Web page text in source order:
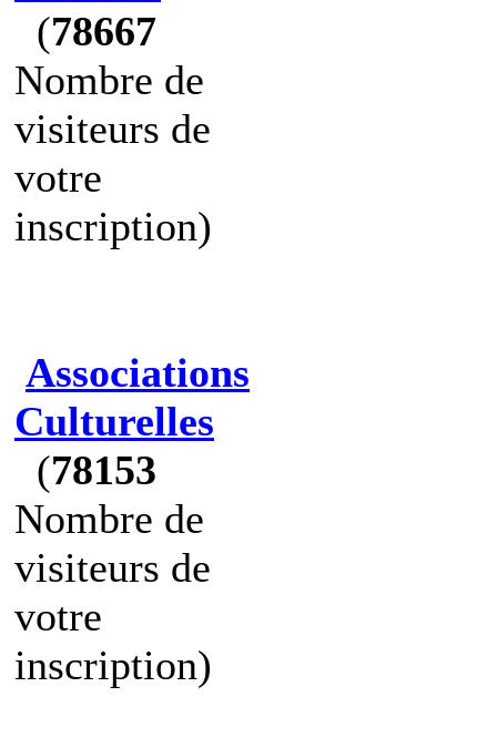
(78667
Nombre de
visiteurs de
votre
inscription)
Associations
Culturelles
(78153
Nombre de
visiteurs de
votre
inscription)